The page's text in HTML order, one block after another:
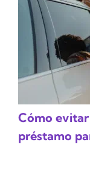
Cómo
préstamo